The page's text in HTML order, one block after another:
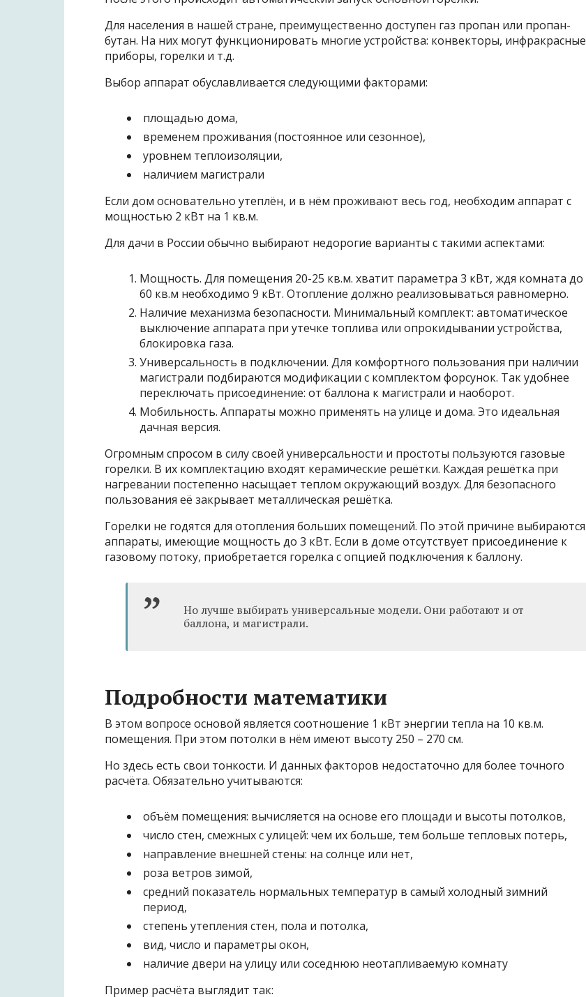
Для населения в нашей стране, преимущественно доступен газ пропан или пропан-
бутан. На них могут функционировать многие устройства: конвекторы, инфракрасные
приборы, горелки и т.д.
Выбор аппарат обуславливается следующими факторами:
площадью дома,
временем проживания (постоянное или сезонное),
уровнем теплоизоляции,
наличием магистрали
Если дом основательно утеплён, и в нём проживают весь год, необходим аппарат с
мощностью 2 кВт на 1 кв.м.
Для дачи в России обычно выбирают недорогие варианты с такими аспектами:
Мощность. Для помещения 20-25 кв.м. хватит параметра 3 кВт, ждя комната до
60 кв.м необходимо 9 кВт. Отопление должно реализовываться равномерно.
Наличие механизма безопасности. Минимальный комплект: автоматическое
выключение аппарата при утечке топлива или опрокидывании устройства,
блокировка газа.
Универсальность в подключении. Для комфортного пользования при наличии
магистрали подбираются модификации с комплектом форсунок. Так удобнее
переключать присоединение: от баллона к магистрали и наоборот.
Мобильность. Аппараты можно применять на улице и дома. Это идеальная
дачная версия.
Огромным спросом в силу своей универсальности и простоты пользуются газовые
горелки. В их комплектацию входят керамические решётки. Каждая решётка при
нагревании постепенно насыщает теплом окружающий воздух. Для безопасного
пользования её закрывает металлическая решётка.
Горелки не годятся для отопления больших помещений. По этой причине выбираются
аппараты, имеющие мощность до 3 кВт. Если в доме отсутствует присоединение к
газовому потоку, приобретается горелка с опцией подключения к баллону.
Но лучше выбирать универсальные модели. Они работают и от
баллона, и магистрали.
Подробности математики
В этом вопросе основой является соотношение 1 кВт энергии тепла на 10 кв.м.
помещения. При этом потолки в нём имеют высоту 250 – 270 см.
Но здесь есть свои тонкости. И данных факторов недостаточно для более точного
расчёта. Обязательно учитываются:
объём помещения: вычисляется на основе его площади и высоты потолков,
число стен, смежных с улицей: чем их больше, тем больше тепловых потерь,
направление внешней стены: на солнце или нет,
роза ветров зимой,
средний показатель нормальных температур в самый холодный зимний
период,
степень утепления стен, пола и потолка,
вид, число и параметры окон,
наличие двери на улицу или соседнюю неотапливаемую комнату
Пример расчёта выглядит так: